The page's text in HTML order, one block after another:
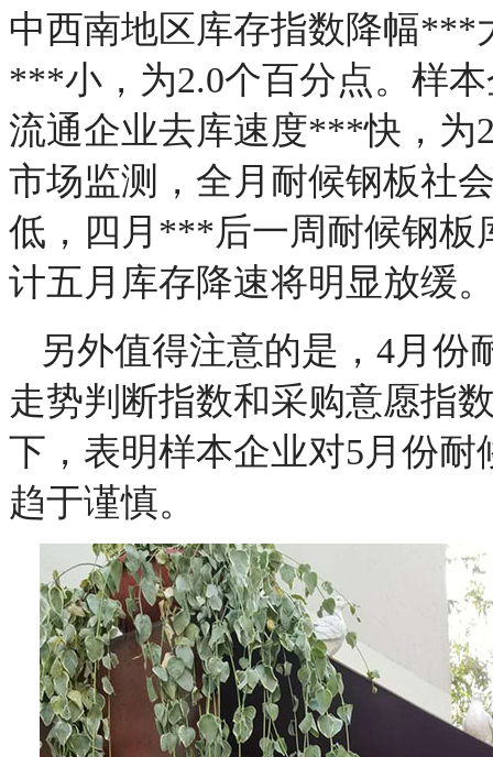
中西南地区库存指数降幅***
***小，为2.0个百分点。样
流通企业去库速度***快，为
市场监测，全月耐候钢板社
低，四月***后一周耐候钢
计五月库存降速将明显放缓
另外值得注意的是，4月份
走势判断指数和采购意愿指
下，表明样本企业对5月份
趋于谨慎。